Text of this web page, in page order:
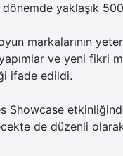
dönemde yaklaşık
markalarının
ve yeni fikri
ifade edildi.
Showcase
de düzenli